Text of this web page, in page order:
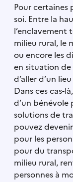
Pour certaines
soi. Entre la
l’enclavement
milieu rural, le
ou encore les
en situation
d’aller d’un
Dans ces cas-
d’un bénévole
solutions de
pouvez
pour les
pour du
milieu rural,
personnes à